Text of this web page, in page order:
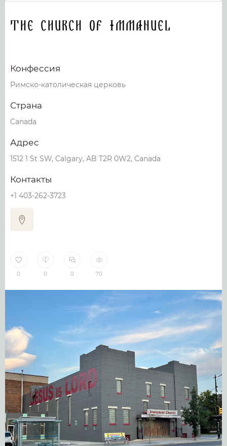
The Church of Immanuel
Конфессия
Римско-католическая церковь
Страна
Canada
Адрес
1512 1 St SW, Calgary, AB T2R 0W2, Canada
Контакты
+1 403-262-3723
0 0 0 70